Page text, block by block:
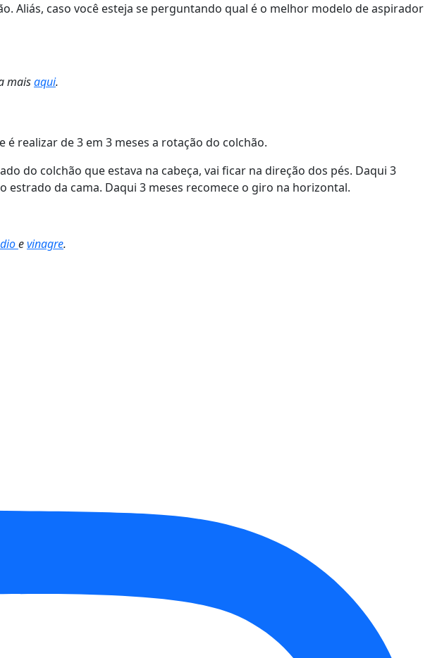
Aliás, caso você esteja se perguntando qual é o melhor modelo de aspirador
maisaqui.
realizar de 3 em 3 meses a rotação do colchão.
do colchão que estava na cabeça, vai ficar na direção dos pés. Daqui 3
da cama. Daqui 3 meses recomece o giro na horizontal.
evinagre.